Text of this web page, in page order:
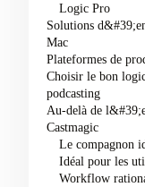
Logic Pro
Solutions
Mac
Plateformes de
Choisir le bon
podcasting
Au-delà de
Castmagic
Le compagnon
Idéal pour les
Workflow